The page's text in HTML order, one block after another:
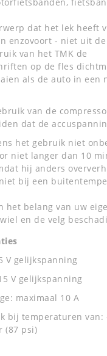
dat het lek heeft
enzovoort - niet uit
van het TMK de
op de fles
als de auto in een
van de
dat de
het gebruik niet
niet langer dan 10
hij anders
bij een
het belang van uw
en de velg
V gelijkspanning
V gelijkspanning
maximaal 10 A
bij temperaturen van:
(87 psi)